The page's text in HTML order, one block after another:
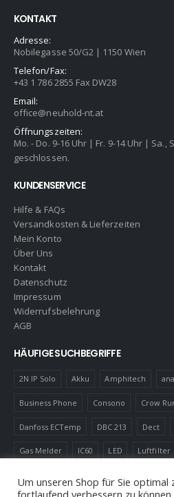
KONTAKT
Adresse:
Nobilegasse 50/G2 | 1150 Wien
Telefon/Fax:
+43 1 786 2855 Fax DW28
Email:
office@neuhold-nt.at
Öffnungszeiten:
Mo. - Do. 9-16 Uhr | Fr. 9-14 Uhr | Sa.,
geschlossen.
KUNDENSERVICE
Hilfe & FAQs
Versandkosten & Lieferzeiten
Mein Konto
Über Uns
Kontakt
Datenschutz
Impressum
Widerrufsbelehrung
AGB
HÄUFIGE SUCHBEGRIFFE
2N IP Solo Akku Amphitech
Business Phone Consono Crow
Danfoss ECTemp DBC 213 Dect
Gas Melder IC60 LED Luftfilter
Um unseren Shop für Sie optimal
fortlaufend verbessern zu